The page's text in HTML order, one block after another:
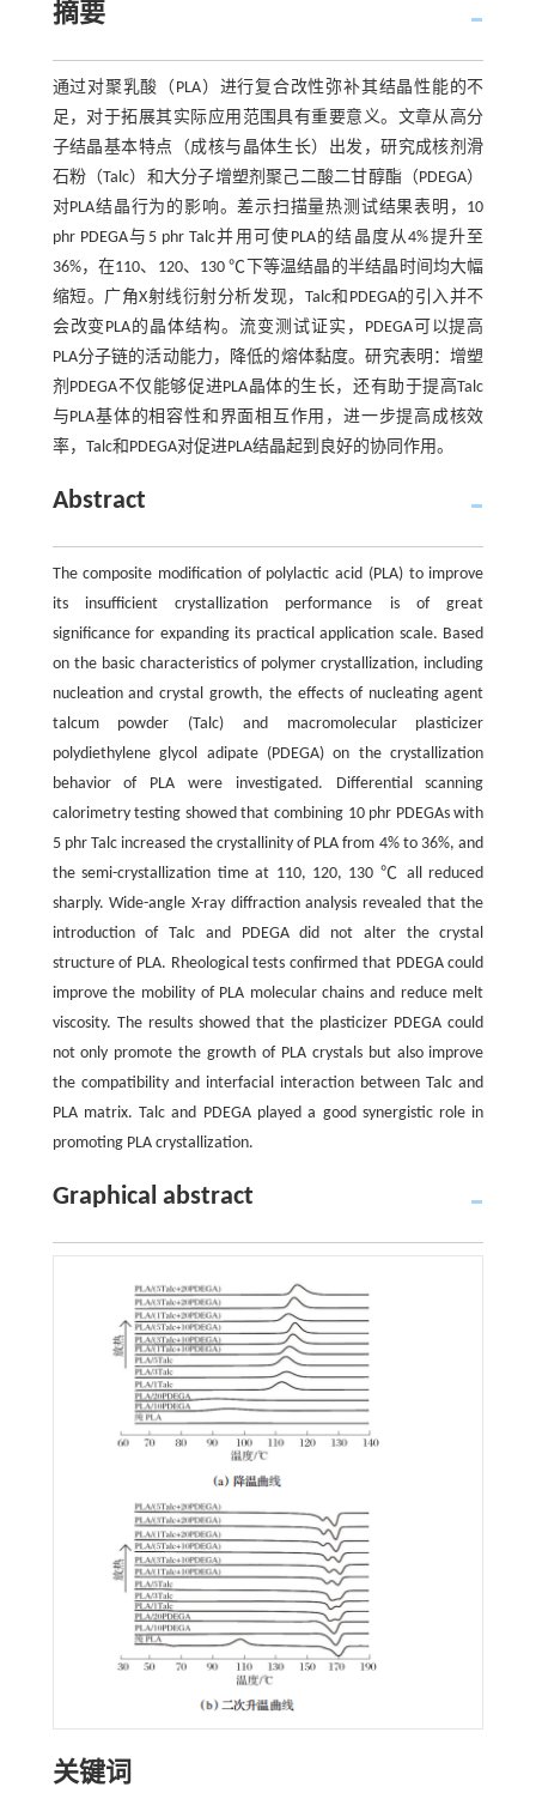
摘要
通过对聚乳酸（PLA）进行复合改性弥补其结晶性能的不
足，对于拓展其实际应用范围具有重要意义。文章从高分
子结晶基本特点（成核与晶体生长）出发，研究成核剂滑
石粉（Talc）和大分子增塑剂聚己二酸二甘醇酯（PDEGA）
对PLA结晶行为的影响。差示扫描量热测试结果表明，10
phr PDEGA与5 phr Talc并用可使PLA的结晶度从4%提升至
36%，在110、120、130 ℃下等温结晶的半结晶时间均大幅
缩短。广角X射线衍射分析发现，Talc和PDEGA的引入并不
会改变PLA的晶体结构。流变测试证实，PDEGA可以提高
PLA分子链的活动能力，降低的熔体黏度。研究表明：增塑
剂PDEGA不仅能够促进PLA晶体的生长，还有助于提高Talc
与PLA基体的相容性和界面相互作用，进一步提高成核效
率，Talc和PDEGA对促进PLA结晶起到良好的协同作用。
Abstract
The composite modification of polylactic acid (PLA) to improve
its insufficient crystallization performance is of great
significance for expanding its practical application scale. Based
on the basic characteristics of polymer crystallization, including
nucleation and crystal growth, the effects of nucleating agent
talcum powder (Talc) and macromolecular plasticizer
polydiethylene glycol adipate (PDEGA) on the crystallization
behavior of PLA were investigated. Differential scanning
calorimetry testing showed that combining 10 phr PDEGAs with
5 phr Talc increased the crystallinity of PLA from 4% to 36%, and
the semi-crystallization time at 110, 120, 130 ℃ all reduced
sharply. Wide-angle X-ray diffraction analysis revealed that the
introduction of Talc and PDEGA did not alter the crystal
structure of PLA. Rheological tests confirmed that PDEGA could
improve the mobility of PLA molecular chains and reduce melt
viscosity. The results showed that the plasticizer PDEGA could
not only promote the growth of PLA crystals but also improve
the compatibility and interfacial interaction between Talc and
PLA matrix. Talc and PDEGA played a good synergistic role in
promoting PLA crystallization.
Graphical abstract
关键词